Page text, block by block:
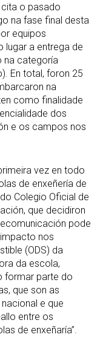
o pasado
na fase final desta
equipos
lugar a entrega de
na categoría
En total, foron 25
na
como finalidade
dos
e os campos nos
vez en todo
de enxeñería de
Colegio Oficial de
que decidiron
pode
nos
(ODS) da
da escola,
formar parte do
que son as
e que
entre os
de enxeñaría”.